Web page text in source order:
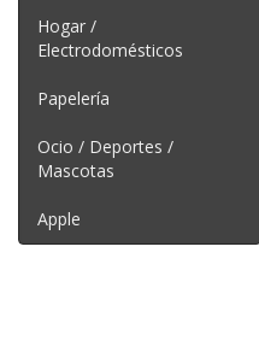
Hogar /
Electrodomésticos
Papelería
Ocio / Deportes /
Mascotas
Apple